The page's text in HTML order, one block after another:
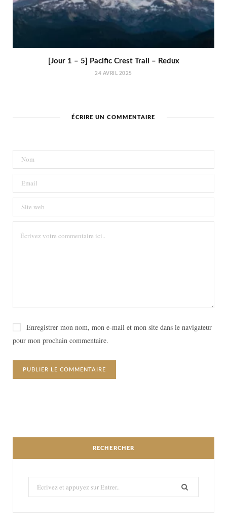
[Jour 1 – 5] Pacific Crest Trail – Redux
24 AVRIL 2025
ÉCRIRE UN COMMENTAIRE
Enregistrer mon nom, mon e-mail et mon site dans le navigateur
pour mon prochain commentaire.
RECHERCHER
Recherché: